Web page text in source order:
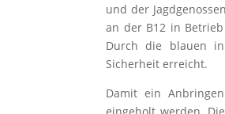
und der
an der B12 in
Durch die blauen
Sicherheit erreicht.
Damit ein